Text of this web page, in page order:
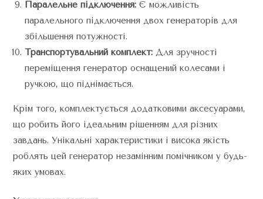
Паралельне підключення: Є можливість
паралельного підключення двох генераторів для
збільшення потужності.
Транспортувальний комплект: Для зручності
переміщення генератор оснащений колесами і
ручкою, що піднімається.
Крім того, комплектується додатковими аксесуарами,
що робить його ідеальним рішенням для різних
завдань. Унікальні характеристики і висока якість
роблять цей генератор незамінним помічником у будь-
яких умовах.